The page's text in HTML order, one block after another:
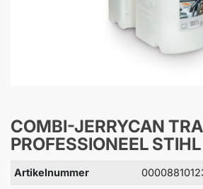
COMBI-JERRYCAN
PROFESSIONEEL STIHL
Artikelnummer